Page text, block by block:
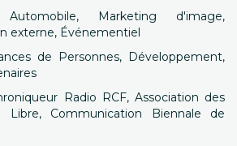
Automobile, Marketing d'image,
externe, Événementiel
de Personnes, Développement,
Radio RCF, Association des
Libre, Communication Biennale de